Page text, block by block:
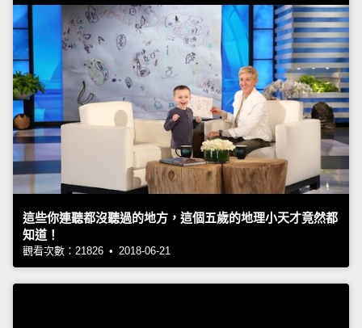
這些你連聽都沒聽過的地方，這個五歲的地理小天才竟然都
知道！
觀看次數：21826 • 2018-06-21